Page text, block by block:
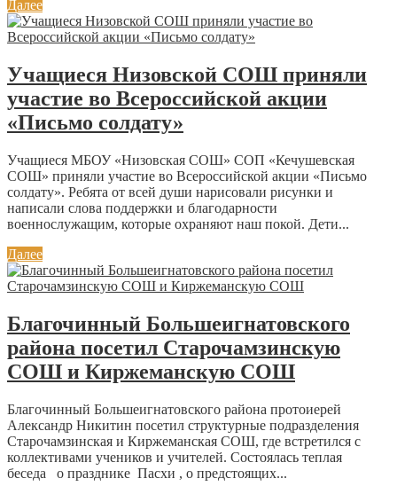
Далее
Учащиеся Низовской СОШ приняли
участие во Всероссийской акции
«Письмо солдату»
Учащиеся МБОУ «Низовская СОШ» СОП «Кечушевская
СОШ» приняли участие во Всероссийской акции «Письмо
солдату». Ребята от всей души нарисовали рисунки и
написали слова поддержки и благодарности
военнослужащим, которые охраняют наш покой. Дети...
Далее
Благочинный Большеигнатовского
района посетил Старочамзинскую
СОШ и Киржеманскую СОШ
Благочинный Большеигнатовского района протоиерей
Александр Никитин посетил структурные подразделения
Старочамзинская и Киржеманская СОШ, где встретился с
коллективами учеников и учителей. Состоялась теплая
беседа о празднике Пасхи , о предстоящих...